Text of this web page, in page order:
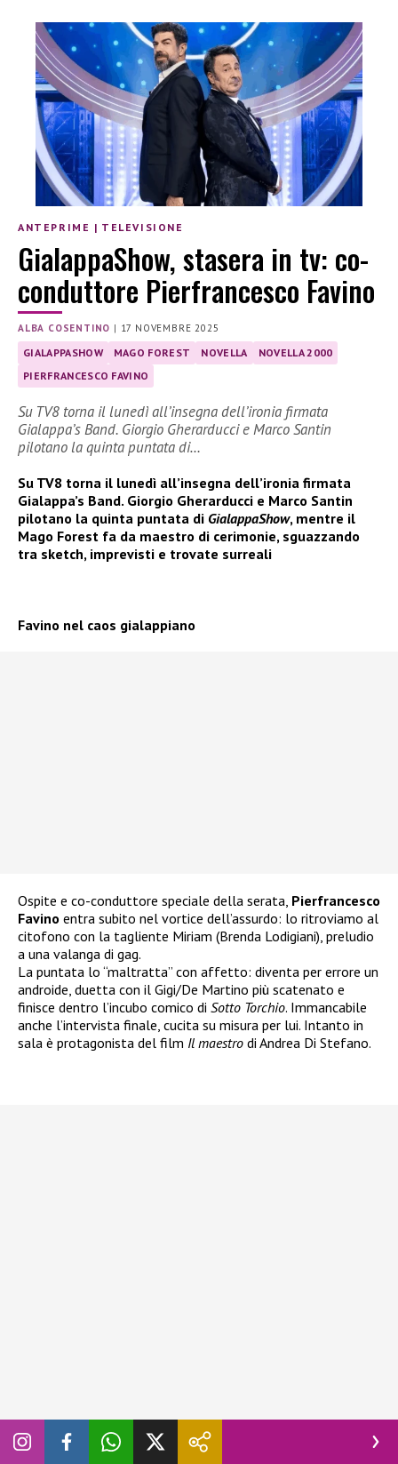
ANTEPRIME | TELEVISIONE
GialappaShow, stasera in tv: co-
conduttore Pierfrancesco Favino
ALBA COSENTINO | 17 NOVEMBRE 2025
GIALAPPASHOW MAGO FOREST NOVELLA
NOVELLA 2000
PIERFRANCESCO FAVINO
Su TV8 torna il lunedì all’insegna dell’ironia firmata
Gialappa’s Band. Giorgio Gherarducci e Marco Santin
pilotano la quinta puntata di…
Su TV8 torna il lunedì all’insegna dell’ironia firmata
Gialappa’s Band. Giorgio Gherarducci e Marco Santin
pilotano la quinta puntata di GialappaShow, mentre il
Mago Forest fa da maestro di cerimonie, sguazzando
tra sketch, imprevisti e trovate surreali
Favino nel caos gialappiano
Ospite e co-conduttore speciale della serata, Pierfrancesco
Favino entra subito nel vortice dell’assurdo: lo ritroviamo al
citofono con la tagliente Miriam (Brenda Lodigiani), preludio
a una valanga di gag.
La puntata lo “maltratta” con affetto: diventa per errore un
androide, duetta con il Gigi/De Martino più scatenato e
finisce dentro l’incubo comico di Sotto Torchio. Immancabile
anche l’intervista finale, cucita su misura per lui. Intanto in
sala è protagonista del film Il maestro di Andrea Di Stefano.